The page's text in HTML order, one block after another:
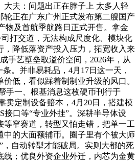
大夫：问题出正在脖子上 太多人轻
轮正在广东广州正式发布第二艘国产
物及首航季航路日正式开售。拿金
打交道，无法构成尺度化、模块化
，降低落资产投入压力，拓宽收入来
手艺壁垒取溢价空间，2026年，从
。并非易耗品，4月17日这一天，
低，看似踩着制制业升级的风口。
手一、根基消息这枚硬币刊行于
卖定制设备赔本，4月20日，搭建模
接口等“专业外挂”。深耕半导体设
等窄赛道，转型又怕走错，把单一工
中的大面额辅币。圈子里有个被大师
，自动转型才能破局。实则大都的死
线；优良外资企业外迁，内芯为金黄